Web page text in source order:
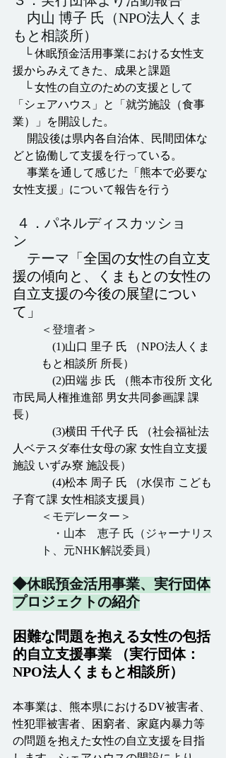
内山 博子 氏（NPO法人くま
もと相談所）
└ 休眠預金活用事業における女性支
援からみえてきた、成果と課題
└ 女性の自立のための支援として
「シェアハウス」と「就労施設（食事
業）」を開設した。
開設後は県内各自治体、民間団体な
どと協働して支援を行っている。
事業を通して感じた「熊本で必要な
女性支援」について報告を行う
４．パネルディスカッショ
ン
テーマ「 全国の女性の自立支
援の傾向と、くまもとの女性の
自立支援の今後の展望につい
て」
＜登壇者＞
(1)山口 里子 氏 （NPO法人くま
もと相談所 所長）
市民局人権推進部 男女共同参画課 課
長）
人ベテスダ奉仕女母の家 女性自立支援
施設 いずみ寮 施設長）
子育て課 女性相談支援員）
＜モデレーター＞
・山本　恵子 氏（ジャーナリス
ト、元NHK解説委員）
◆休眠預金活用事業、実行団体
プロジェクトの紹介
困難な問題を抱える女性の包括
的自立支援事業 （実行団体：
NPO法人くまもと相談所）
本事業は、熊本県におけるDV被害者、
性犯罪被害者、困窮者、家庭内暴力等
の問題を抱えた女性の自立支援を目指